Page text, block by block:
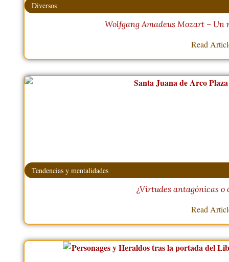
Diversos
Wolfgang Amadeus Mozart – Un
Read
Tendencias y mentalidades
¿Virtudes antagónicas
Read